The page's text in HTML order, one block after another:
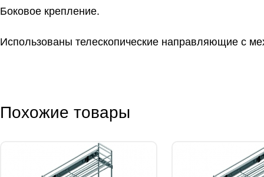
Боковое крепление.
Использованы телескопические направляющие с
Похожие товары